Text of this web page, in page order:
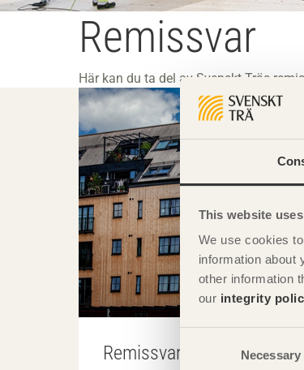
This website
We use cookies
information about
other information
our integrity
Necessary
Remissvar
Här kan du ta del av Svenskt Träs
Remissvar träbyggande